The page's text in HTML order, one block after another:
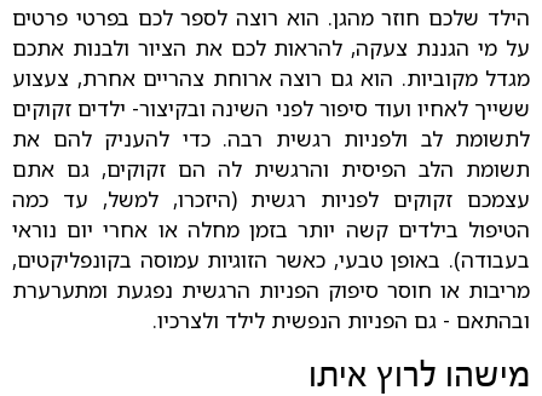
הילד שלכם חוזר מהגן. הוא רוצה לספר לכם בפרטי פרטים
על מי הגננת צעקה, להראות לכם את הציור ולבנות אתכם
מגדל מקוביות. הוא גם רוצה ארוחת צהריים אחרת, צעצוע
ששייך לאחיו ועוד סיפור לפני השינה ובקיצור- ילדים זקוקים
לתשומת לב ולפניות רגשית רבה. כדי להעניק להם את
תשומת הלב הפיסית והרגשית לה הם זקוקים, גם אתם
עצמכם זקוקים לפניות רגשית (היזכרו, למשל, עד כמה
הטיפול בילדים קשה יותר בזמן מחלה או אחרי יום נוראי
בעבודה). באופן טבעי, כאשר הזוגיות עמוסה בקונפליקטים,
מריבות או חוסר סיפוק הפניות הרגשית נפגעת ומתערערת
ובהתאם - גם הפניות הנפשית לילד ולצרכיו.
מישהו לרוץ איתו